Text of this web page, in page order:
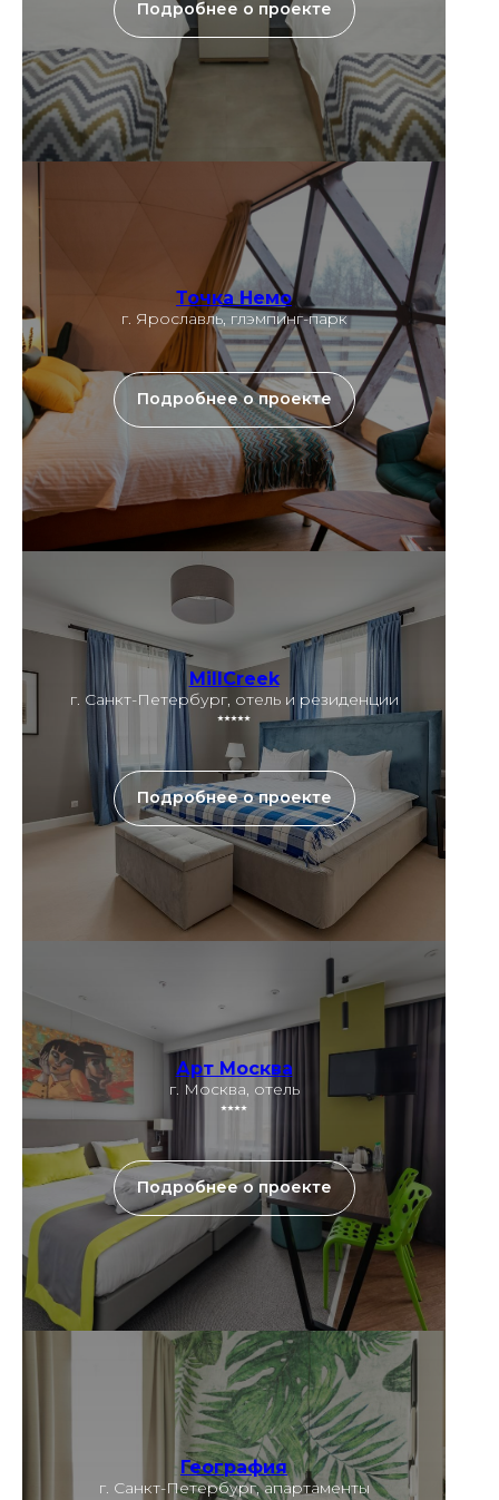
Подробнее о проекте
Точка Немо
г. Ярославль, глэмпинг-парк
Подробнее о проекте
MillCreek
г. Санкт-Петербург, отель и резиденции
⭑⭑⭑⭑⭑
Подробнее о проекте
Арт Москва
г. Москва, отель
⭑⭑⭑⭑
Подробнее о проекте
География
г. Санкт-Петербург, апартаменты